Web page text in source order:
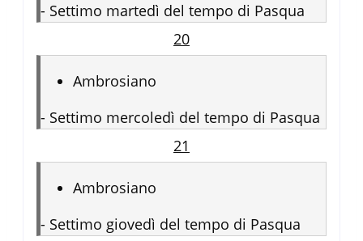
- Settimo martedì del tempo di Pasqua
20
Ambrosiano
- Settimo mercoledì del tempo di Pasqua
21
Ambrosiano
- Settimo giovedì del tempo di Pasqua